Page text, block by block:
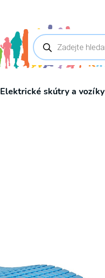
Products
search
Elektrické skútry a vozíky